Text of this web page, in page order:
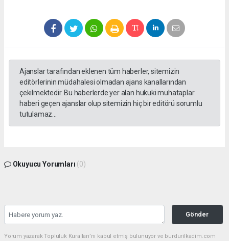
Ajanslar tarafından eklenen tüm haberler, sitemizin
editörlerinin müdahalesi olmadan ajans kanallarından
çekilmektedir. Bu haberlerde yer alan hukuki muhataplar
haberi geçen ajanslar olup sitemizin hiç bir editörü sorumlu
tutulamaz...
Okuyucu Yorumları (0)
Gönder
Yorum yazarak Topluluk Kuralları’nı kabul etmiş bulunuyor ve burdurilkadim.com